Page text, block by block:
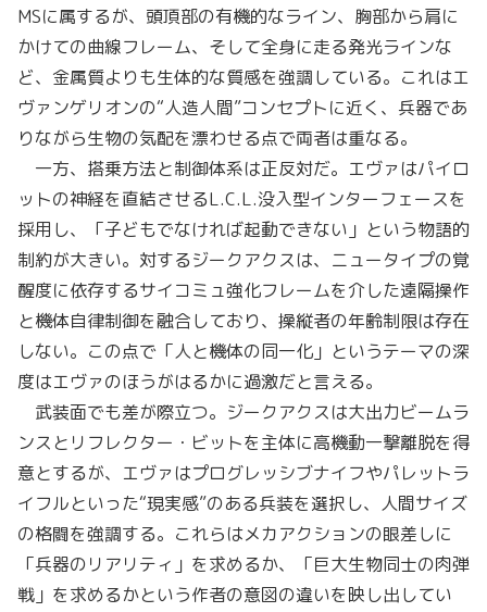
MSに属するが、頭頂部の有機的なライン、胸部から肩に
かけての曲線フレーム、そして全身に走る発光ラインな
ど、金属質よりも生体的な質感を強調している。これはエ
ヴァンゲリオンの“人造人間”コンセプトに近く、兵器であ
りながら生物の気配を漂わせる点で両者は重なる。
一方、搭乗方法と制御体系は正反対だ。エヴァはパイロ
ットの神経を直結させるL.C.L.没入型インターフェースを
採用し、「子どもでなければ起動できない」という物語的
制約が大きい。対するジークアクスは、ニュータイプの覚
醒度に依存するサイコミュ強化フレームを介した遠隔操作
と機体自律制御を融合しており、操縦者の年齢制限は存在
しない。この点で「人と機体の同一化」というテーマの深
度はエヴァのほうがはるかに過激だと言える。
武装面でも差が際立つ。ジークアクスは大出力ビームラ
ンスとリフレクター・ビットを主体に高機動一撃離脱を得
意とするが、エヴァはプログレッシブナイフやパレットラ
イフルといった“現実感”のある兵装を選択し、人間サイズ
の格闘を強調する。これらはメカアクションの眼差しに
「兵器のリアリティ」を求めるか、「巨大生物同士の肉弾
戦」を求めるかという作者の意図の違いを映し出してい